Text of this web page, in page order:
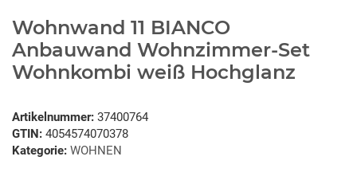
Wohnwand 11 BIANCO
Anbauwand Wohnzimmer-Set
Wohnkombi weiß Hochglanz
Artikelnummer: 37400764
GTIN: 4054574070378
Kategorie: WOHNEN